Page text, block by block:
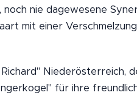
nie dagewesene
mit einer
Niederösterreich,
für ihre